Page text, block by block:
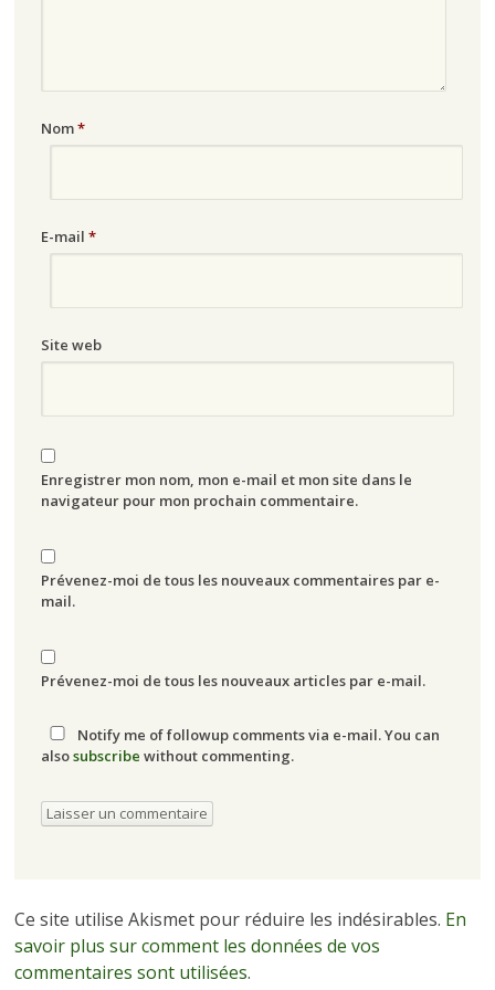
Nom*
E-mail *
Site web
Enregistrer mon nom, mon e-mail et mon site dans le
navigateur pour mon prochain commentaire.
Prévenez-moi de tous les nouveaux commentaires par e-
mail.
Prévenez-moi de tous les nouveaux articles par e-mail.
Notify me of followup comments via e-mail. You can
alsosubscribe without commenting.
Ce site utilise Akismet pour réduire les indésirables. En
savoir plus sur comment les données de vos
commentaires sont utilisées.